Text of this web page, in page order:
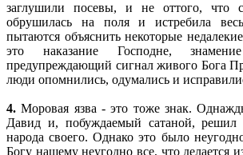
заглушили посевы, и не оттого, что
обрушилась на поля и истребила
пытаются объяснить некоторые
это наказание Господне,
предупреждающий сигнал живого Бога
люди опомнились, одумались и
4. Моровая язва - это тоже знак.
Давид и, побуждаемый сатаной, решил
народа своего. Однако это было
Богу нашему неугодно все, что делается